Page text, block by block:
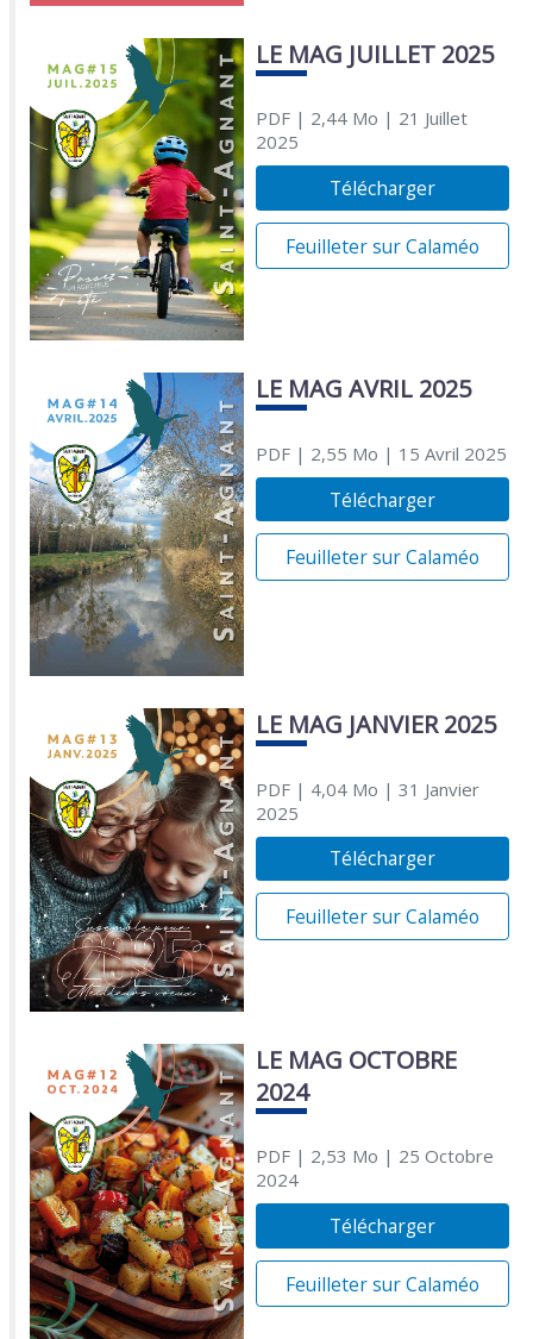
LE MAG JUILLET 2025
PDF| 2,44 Mo | 21 Juillet
2025
Télécharger
Feuilleter sur Calaméo
LE MAG AVRIL 2025
PDF| 2,55 Mo | 15 Avril 2025
Télécharger
Feuilleter sur Calaméo
LE MAG JANVIER 2025
PDF| 4,04 Mo | 31 Janvier
2025
Télécharger
Feuilleter sur Calaméo
LE MAG OCTOBRE
2024
PDF| 2,53 Mo | 25 Octobre
2024
Télécharger
Feuilleter sur Calaméo